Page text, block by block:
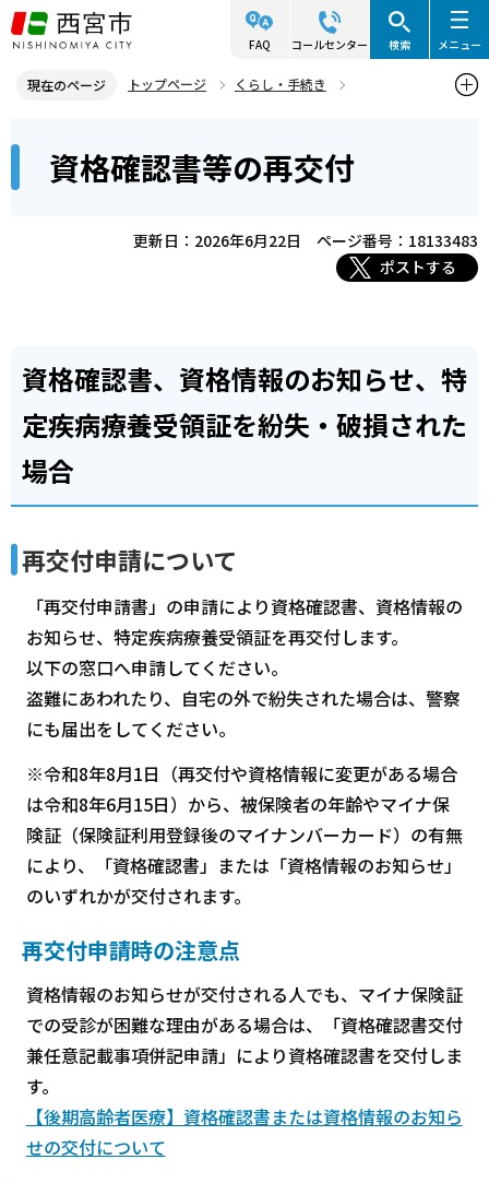
こ
の
ジ
先
FAQ コールセンター 検索 メニュー
現在のページ トップページ
くらし・手続き
資格確認書等の再交付
こ
資格確認書等の再交付
更新日：2026年6月22日
ページ番号：18133483
ポストする
資格確認書、資格情報のお知らせ、特
定疾病療養受領証を紛失・破損された
場合
再交付申請について
「再交付申請書」の申請により資格確認書、資格情報の
お知らせ、特定疾病療養受領証を再交付します。
以下の窓口へ申請してください。
盗難にあわれたり、自宅の外で紛失された場合は、警察
にも届出をしてください。
※令和8年8月1日（再交付や資格情報に変更がある場合
は令和8年6月15日）から、被保険者の年齢やマイナ保
険証（保険証利用登録後のマイナンバーカード）の有無
により、「資格確認書」または「資格情報のお知らせ」
のいずれかが交付されます。
再交付申請時の注意点
資格情報のお知らせが交付される人でも、マイナ保険証
での受診が困難な理由がある場合は、「資格確認書交付
兼任意記載事項併記申請」により資格確認書を交付しま
す。
【後期高齢者医療】資格確認書または資格情報のお知ら
せの交付について